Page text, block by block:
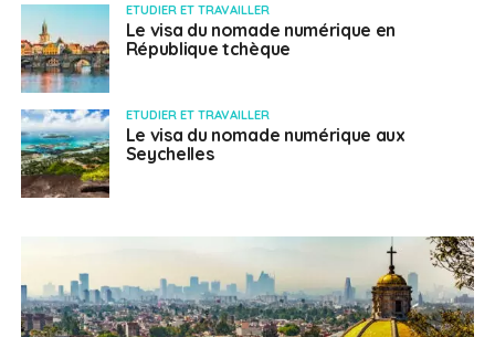
ETUDIER ET TRAVAILLER
Le visa du nomade numérique en
République tchèque
ETUDIER ET TRAVAILLER
Le visa du nomade numérique aux
Seychelles